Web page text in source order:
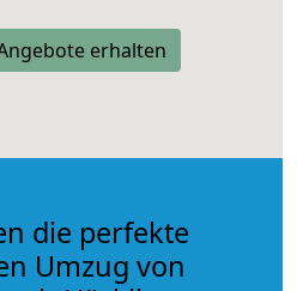
erhalten
die perfekte
Umzug von